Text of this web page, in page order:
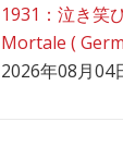
1931：泣き笑
Mortale (
2026年08月04